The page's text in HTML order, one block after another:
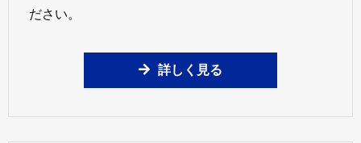
ださい。
詳しく見る